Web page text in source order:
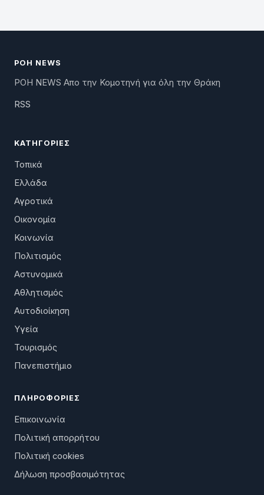
ΡΟΗ NEWS
ΡΟΗ NEWS Απο την Κομοτηνή για όλη την Θράκη
RSS
ΚΑΤΗΓΟΡΊΕΣ
Τοπικά
Ελλάδα
Αγροτικά
Οικονομία
Κοινωνία
Πολιτισμός
Αστυνομικά
Αθλητισμός
Αυτοδιοίκηση
Υγεία
Τουρισμός
Πανεπιστήμιο
ΠΛΗΡΟΦΟΡΊΕΣ
Επικοινωνία
Πολιτική απορρήτου
Πολιτική cookies
Δήλωση προσβασιμότητας